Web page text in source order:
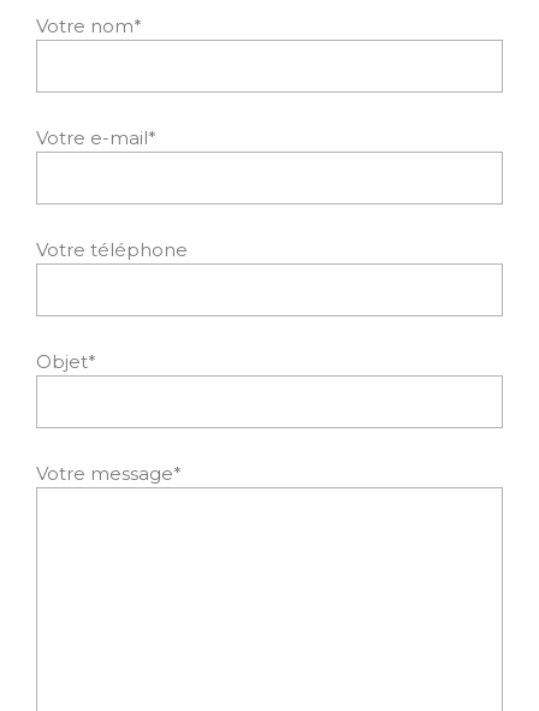
Votre nom*
Votre e-mail*
Votre téléphone
Objet*
Votre message*